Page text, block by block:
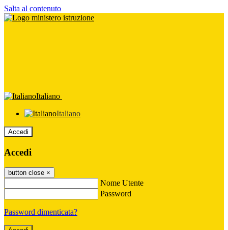
Salta al contenuto
Italiano
Italiano
Accedi
Accedi
button close ×
Nome Utente
Password
Password dimenticata?